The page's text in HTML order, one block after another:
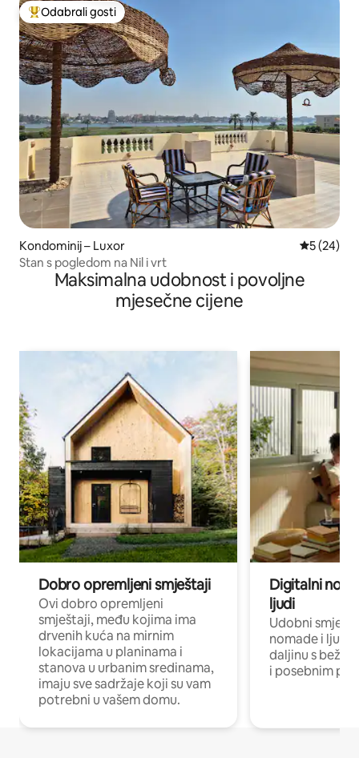
Među najviše rangiranima s oznakom „Odabrali gosti”
Odabrali gosti
Kondominij – Luxor Prosječna
5 (24)
Stan s pogledom na Nil i vrt
Maksimalna udobnost i povoljne
mjesečne cijene
Dobro opremljeni smještaji
Ovi dobro opremljeni
smještaji, među kojima ima
drvenih kuća na mirnim
lokacijama u planinama i
stanova u urbanim sredinama,
imaju sve sadržaje koji su vam
potrebni u vašem domu.
Digitalni
ljudi
Udobni
nomade i ljude
daljinu s
i posebnim